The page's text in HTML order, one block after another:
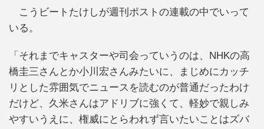
こうビートたけしが週刊ポストの連載の中でいって
いる。
「それまでキャスターや司会っていうのは、NHKの高
橋圭三さんとか小川宏さんみたいに、まじめにカッチ
リとした雰囲気でニュースを読むのが普通だったわけ
だけど、久米さんはアドリブに強くて、軽妙で親しみ
やすいうえに、権威にとらわれず言いたいことはズバ